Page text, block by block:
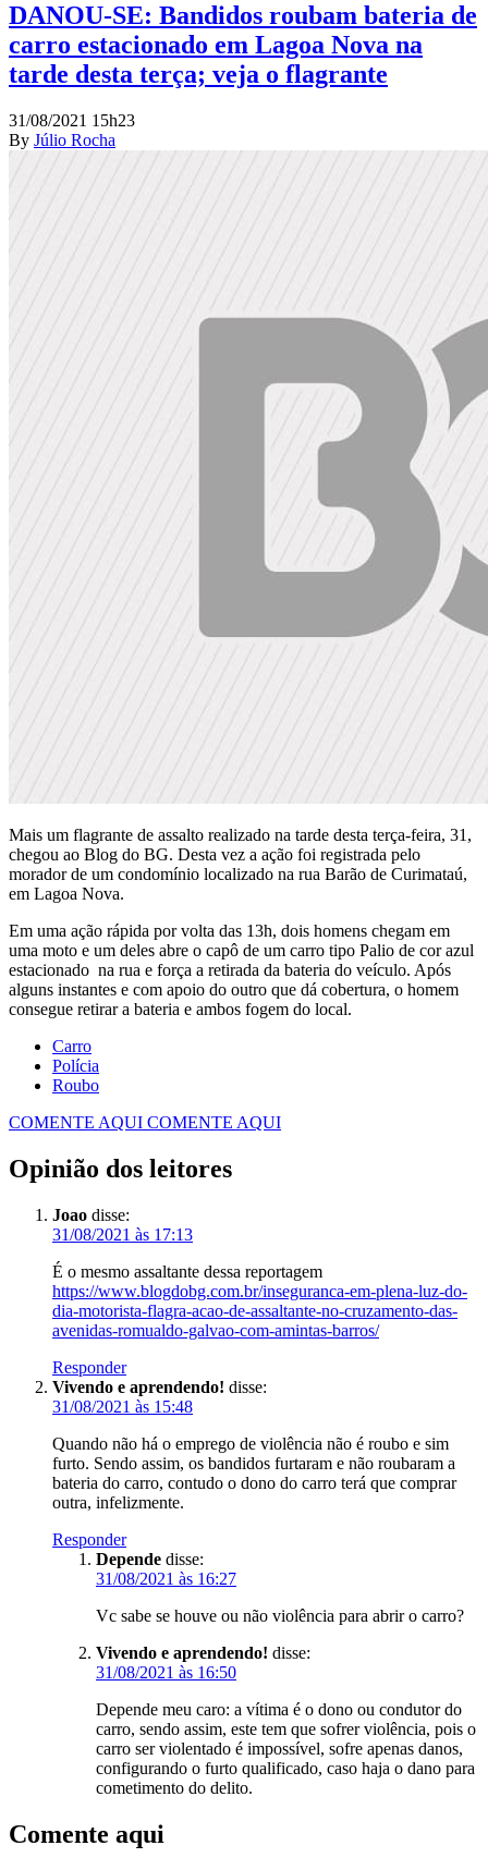
DANOU-SE: Bandidos roubam bateria de
carro estacionado em Lagoa Nova na
tarde desta terça; veja o flagrante
31/08/2021 15h23
By Júlio Rocha
Mais um flagrante de assalto realizado na tarde desta terça-feira, 31,
chegou ao Blog do BG. Desta vez a ação foi registrada pelo
morador de um condomínio localizado na rua Barão de Curimataú,
em Lagoa Nova.
Em uma ação rápida por volta das 13h, dois homens chegam em
uma moto e um deles abre o capô de um carro tipo Palio de cor azul
estacionado na rua e força a retirada da bateria do veículo. Após
alguns instantes e com apoio do outro que dá cobertura, o homem
consegue retirar a bateria e ambos fogem do local.
Carro
Polícia
Roubo
COMENTE AQUI COMENTE AQUI
Opinião dos leitores
Joao disse:
31/08/2021 às 17:13
É o mesmo assaltante dessa reportagem
https://www.blogdobg.com.br/inseguranca-em-plena-luz-do-
dia-motorista-flagra-acao-de-assaltante-no-cruzamento-das-
avenidas-romualdo-galvao-com-amintas-barros/
Responder
Vivendo e aprendendo! disse:
31/08/2021 às 15:48
Quando não há o emprego de violência não é roubo e sim
furto. Sendo assim, os bandidos furtaram e não roubaram a
bateria do carro, contudo o dono do carro terá que comprar
outra, infelizmente.
Responder
Depende disse:
31/08/2021 às 16:27
Vc sabe se houve ou não violência para abrir o carro?
Vivendo e aprendendo! disse:
31/08/2021 às 16:50
Depende meu caro: a vítima é o dono ou condutor do
carro, sendo assim, este tem que sofrer violência, pois o
carro ser violentado é impossível, sofre apenas danos,
configurando o furto qualificado, caso haja o dano para
cometimento do delito.
Comente aqui